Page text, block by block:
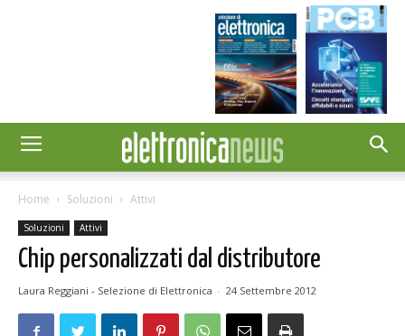
Home Soluzioni Attivi
Soluzioni Attivi
Chip personalizzati dal distributore
Laura Reggiani - Selezione di Elettronica - 24 Settembre 2012